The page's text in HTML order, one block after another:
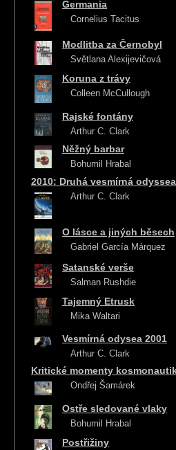
Germania
Cornelius Tacitus
Modlitba za Černobyl
Světlana Alexijevičová
Koruna z trávy
Colleen McCullough
Rajské fontány
Arthur C. Clark
Něžný barbar
Bohumil Hrabal
2010: Druhá vesmírná odyssea
Arthur C. Clark
O lásce a jiných běsech
Gabriel García Márquez
Satanské verše
Salman Rushdie
Tajemný Etrusk
Mika Waltari
Vesmírná odysea 2001
Arthur C. Clark
Kritické momenty
Ondřej Šamárek
Ostře sledované vlaky
Bohumil Hrabal
Postřižiny